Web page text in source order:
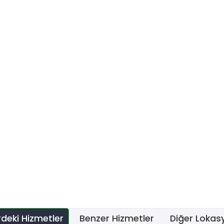
Hizmetler Benzer Hizmetler Diğer